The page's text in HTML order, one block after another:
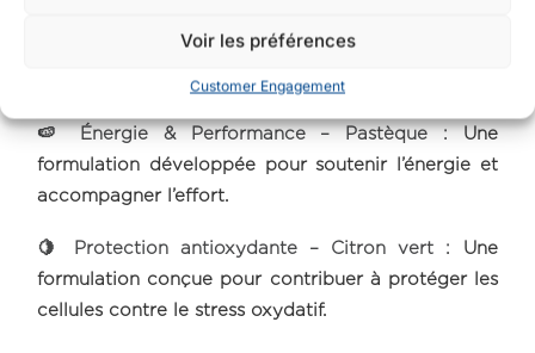
Voir les préférences
Customer Engagement
pensée pour accompagner la mobilité et un mode
🍉 Énergie & Performance – Pastèque :Une
formulation développée pour soutenir l’énergie et
accompagner l’effort.
🍋 Protection antioxydante – Citron vert : Une
formulation conçue pour contribuer à protéger les
cellules contre le stress oxydatif.